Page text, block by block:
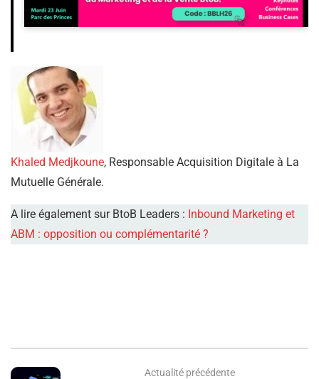
Khaled Medjkoune, Responsable Acquisition Digitale à La
Mutuelle Générale.
A lire également sur BtoB Leaders : Inbound Marketing et
ABM : opposition ou complémentarité ?
Actualité précédente